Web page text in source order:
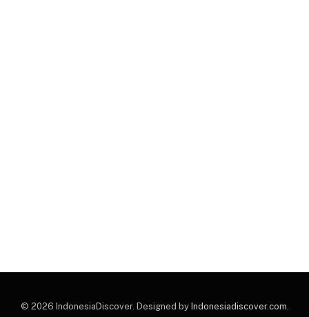
© 2026 IndonesiaDiscover. Designed by Indonesiadiscover.com